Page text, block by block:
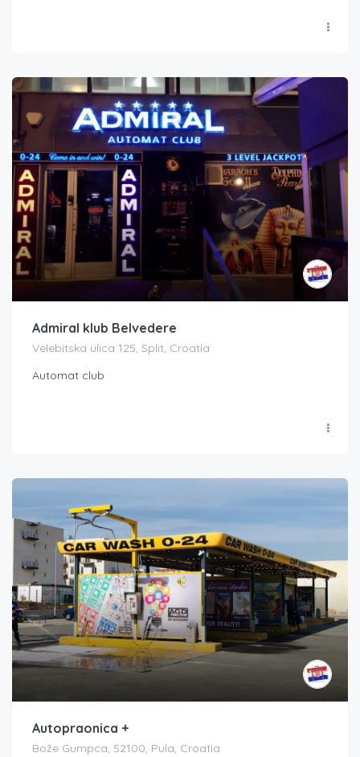
Admiral klub Belvedere
Velebitska ulica 125, Split, Croatia
Automat club
Autopraonica +
Bože Gumpca, 52100, Pula, Croatia